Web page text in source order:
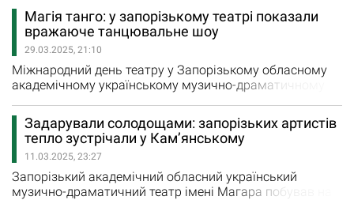
“магарівців” сміливо можна назвати мистецькою
подією року не тільки у театрі, а й в культурному
середовищі Запоріжжя. Її дивишся на одному диханні, у
залі 1 годину 45 хвилин стоїть тиша…
Магія танго: у запорізькому театрі показали
вражаюче танцювальне шоу
29.03.2025, 21:10
Міжнародний день театру у Запорізькому обласному
академічному українському музично-драматичному
прем'єрою «TANGO cover versions» і відкриттям
оновленої фотогалереї Усього у фотогалереї 97
портретів акторів драми, балету і вокалу, музикантів
оркестру, художніх керівників театру та керівників
виробничих…
Задарували солодощами: запорізьких артистів
тепло зустрічали у Кам’янському
11.03.2025, 23:27
Запорізький академічний обласний український
музично-драматичний театр імені Магара побував на